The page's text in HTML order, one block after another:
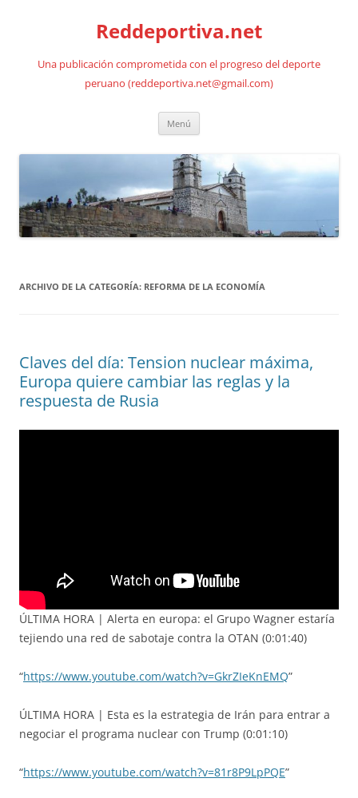
Reddeportiva.net
Una publicación comprometida con el progreso del deporte
peruano (reddeportiva.net@gmail.com)
Menú
ARCHIVO DE LA CATEGORÍA: REFORMA DE LA ECONOMÍA
Claves del día: Tension nuclear máxima,
Europa quiere cambiar las reglas y la
respuesta de Rusia
ÚLTIMA HORA | Alerta en europa: el Grupo Wagner estaría
tejiendo una red de sabotaje contra la OTAN (0:01:40)
“https://www.youtube.com/watch?v=GkrZIeKnEMQ”
ÚLTIMA HORA | Esta es la estrategia de Irán para entrar a
negociar el programa nuclear con Trump (0:01:10)
“https://www.youtube.com/watch?v=81r8P9LpPQE”